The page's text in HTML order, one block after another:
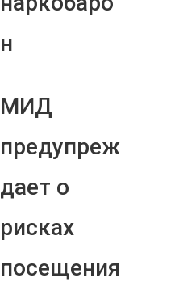
н
МИД
предупреж
дает о
рисках
посещения